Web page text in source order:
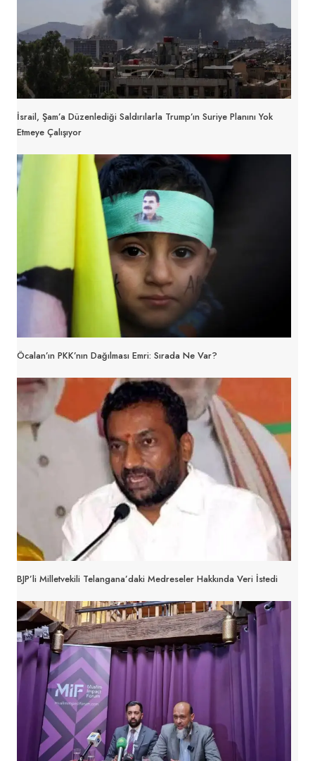
İsrail, Şam’a Düzenlediği Saldırılarla Trump’ın Suriye Planını Yok
Etmeye Çalışıyor
Öcalan’ın PKK’nın Dağılması Emri: Sırada Ne Var?
BJP’li Milletvekili Telangana’daki Medreseler Hakkında Veri İstedi